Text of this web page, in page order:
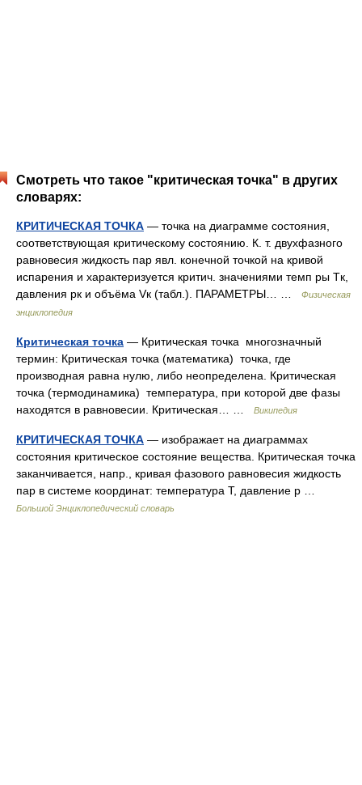
Смотреть что такое "критическая точка" в других
словарях:
КРИТИЧЕСКАЯ ТОЧКА — точка на диаграмме состояния,
соответствующая критическому состоянию. К. т. двухфазного
равновесия жидкость пар явл. конечной точкой на кривой
испарения и характеризуется критич. значениями темп ры Tк,
давления рк и объёма Vк (табл.). ПАРАМЕТРЫ… …
Физическая
энциклопедия
Критическая точка — Критическая точка многозначный
термин: Критическая точка (математика) точка, где
производная равна нулю, либо неопределена. Критическая
точка (термодинамика) температура, при которой две фазы
находятся в равновесии. Критическая… …
Википедия
КРИТИЧЕСКАЯ ТОЧКА — изображает на диаграммах
состояния критическое состояние вещества. Критическая точка
заканчивается, напр., кривая фазового равновесия жидкость
пар в системе координат: температура T, давление p …
Большой Энциклопедический словарь